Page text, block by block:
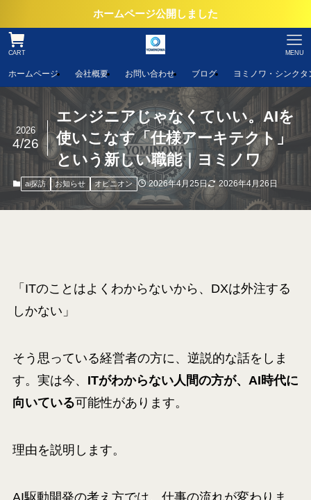
ホームページ公開しました
CART MENU
ホームページ 会社概要 お問い合わせ ブログ ヨミノワ・シンクタ
エンジニアじゃなくていい。AIを
使いこなす「仕様アーキテクト」
という新しい職能｜ヨミノワ
2026
4/26
ai探訪 お知らせ オピニオン 2026年4月25日 2026年4月26日
「ITのことはよくわからないから、DXは外注する
しかない」
そう思っている経営者の方に、逆説的な話をしま
す。実は今、 ITがわからない人間の方が、AI時代に
向いている可能性があります。
理由を説明します。
AI駆動開発の考え方では、仕事の流れが変わりま